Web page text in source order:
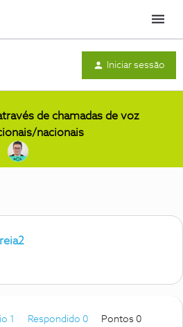
Menu
Iniciar sessão
de chamadas de voz
nacionais
1 Respondido 0
Pontos 0